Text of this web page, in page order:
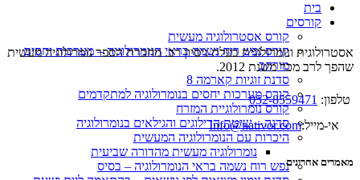
בית
קורסים
קורס אסטרולוגיה מעשית
קורס נפש רוח נשמה בראי הנומרולוגיה – מערכות יחסים
מורחב
סדנת זוגיות קארמה 8
קורס מערכות יחסים בנומרולוגיה למתקדמים
קורס נומרולוגיית המזרח
סדנה – שיטת הדילוגים והגילאים בנומרולוגיה
היכרות עם הנומרולוגיה המעשית
נומרולוגיה מעשית מהדורה שביעית
נפש רוח נשמה בראי הנומרולוגיה – בסיס
אסטרולוגית ונומרולוגית בעלת ניסיון רב. מחברת הספר נומרולוגיה מעשית
שהפך לרב מכר משנת 2012.
טלפון: 052-8559471
אי-מייל:Info@nativor.com
מאמרים אחרונים